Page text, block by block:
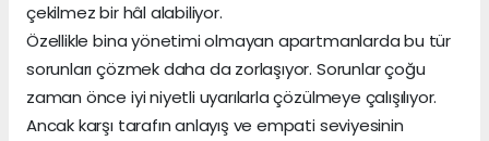
çekilmez bir hâl alabiliyor.
Özellikle bina yönetimi olmayan apartmanlarda bu tür
sorunları çözmek daha da zorlaşıyor. Sorunlar çoğu
zaman önce iyi niyetli uyarılarla çözülmeye çalışılıyor.
Ancak karşı tarafın anlayış ve empati seviyesinin